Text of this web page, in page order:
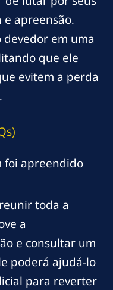
e apreensão.
devedor em uma
que ele
evitem a perda
foi apreendido
toda a
a
e consultar um
poderá ajudá-lo
para reverter